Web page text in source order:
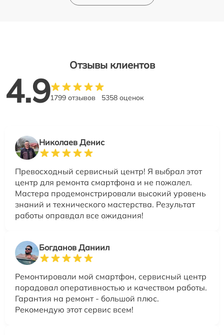
Отзывы клиентов
4.91799 отзывов 5358 оценок
Николаев Денис
Превосходный сервисный центр! Я выбрал этот
центр для ремонта смартфона и не пожалел.
Мастера продемонстрировали высокий уровень
знаний и технического мастерства. Результат
работы оправдал все ожидания!
Богданов Даниил
Ремонтировали мой смартфон, сервисный центр
порадовал оперативностью и качеством работы.
Гарантия на ремонт - большой плюс.
Рекомендую этот сервис всем!